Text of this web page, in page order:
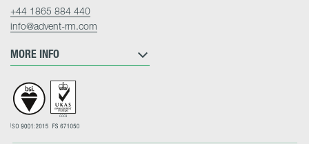
MORE INFO
+44 1865 884 440
info@advent-rm.com